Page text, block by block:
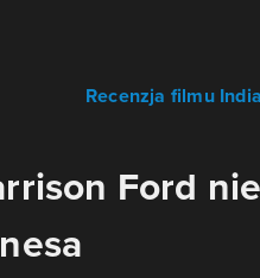
Recenzja filmu
Ford